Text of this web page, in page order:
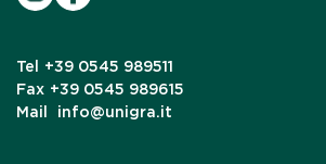
Tel
+39 0545 989511
Fax +39 0545 989615
Mail
info@unigra.it